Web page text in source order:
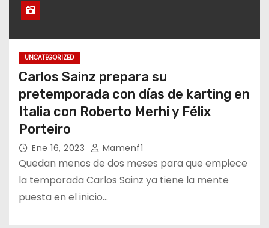
UNCATEGORIZED
Carlos Sainz prepara su
pretemporada con días de karting en
Italia con Roberto Merhi y Félix
Porteiro
Ene 16, 2023 Mamenf1
Quedan menos de dos meses para que empiece
la temporada Carlos Sainz ya tiene la mente
puesta en el inicio…